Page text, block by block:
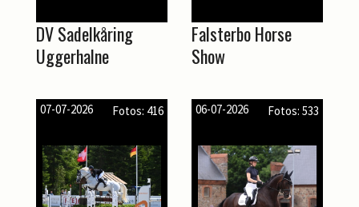
DV Sadelkåring
Uggerhalne
Falsterbo Horse
Show
07-07-2026 Fotos: 416 06-07-2026 Fotos: 533